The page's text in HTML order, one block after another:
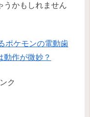
うかもしれません
ポケモンの電動歯
動作が微妙？
ク